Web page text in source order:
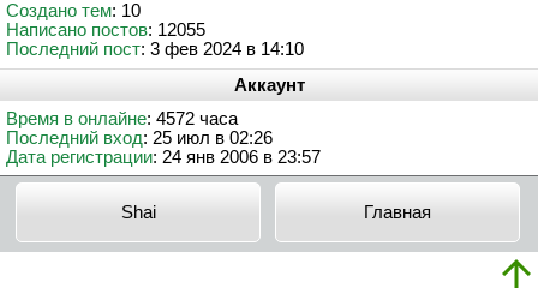
Создано тем: 10
Написано постов: 12055
Последний пост: 3 фев 2024 в 14:10
Аккаунт
Время в онлайне: 4572 часа
Последний вход: 25 июл в 02:26
Дата регистрации: 24 янв 2006 в 23:57
Shai Главная